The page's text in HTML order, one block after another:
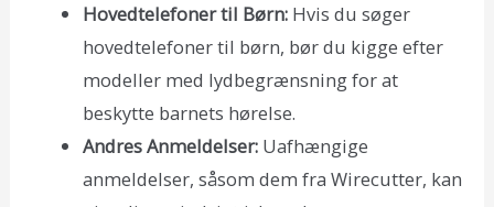
Hovedtelefoner til Børn:Hvis du søger
hovedtelefoner til børn, bør du kigge efter
modeller med lydbegrænsning for at
beskytte barnets hørelse.
Andres Anmeldelser:Uafhængige
anmeldelser, såsom dem fra Wirecutter, kan